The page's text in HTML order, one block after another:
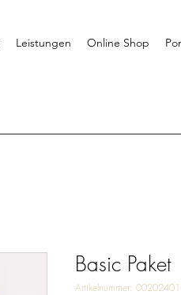
Leistungen Online Shop
Basic Paket
Artikelnummer: